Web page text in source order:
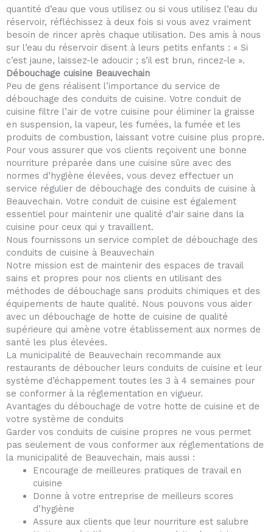
quantité d’eau que vous utilisez ou si vous utilisez l’eau du
réservoir, réfléchissez à deux fois si vous avez vraiment
besoin de rincer après chaque utilisation. Des amis à nous
sur l’eau du réservoir disent à leurs petits enfants : « Si
c’est jaune, laissez-le adoucir ; s’il est brun, rincez-le ».
Débouchage cuisine Beauvechain
Peu de gens réalisent l’importance du service de
débouchage des conduits de cuisine. Votre conduit de
cuisine filtre l’air de votre cuisine pour éliminer la graisse
en suspension, la vapeur, les fumées, la fumée et les
produits de combustion, laissant votre cuisine plus propre.
Pour vous assurer que vos clients reçoivent une bonne
nourriture préparée dans une cuisine sûre avec des
normes d’hygiène élevées, vous devez effectuer un
service régulier de débouchage des conduits de cuisine à
Beauvechain. Votre conduit de cuisine est également
essentiel pour maintenir une qualité d’air saine dans la
cuisine pour ceux qui y travaillent.
Nous fournissons un service complet de débouchage des
conduits de cuisine à Beauvechain
Notre mission est de maintenir des espaces de travail
sains et propres pour nos clients en utilisant des
méthodes de débouchage sans produits chimiques et des
équipements de haute qualité. Nous pouvons vous aider
avec un débouchage de hotte de cuisine de qualité
supérieure qui amène votre établissement aux normes de
santé les plus élevées.
La municipalité de Beauvechain recommande aux
restaurants de déboucher leurs conduits de cuisine et leur
système d’échappement toutes les 3 à 4 semaines pour
se conformer à la réglementation en vigueur.
Avantages du débouchage de votre hotte de cuisine et de
votre système de conduits
Garder vos conduits de cuisine propres ne vous permet
pas seulement de vous conformer aux réglementations de
la municipalité de Beauvechain, mais aussi :
Encourage de meilleures pratiques de travail en
cuisine
Donne à votre entreprise de meilleurs scores
d’hygiène
Assure aux clients que leur nourriture est salubre